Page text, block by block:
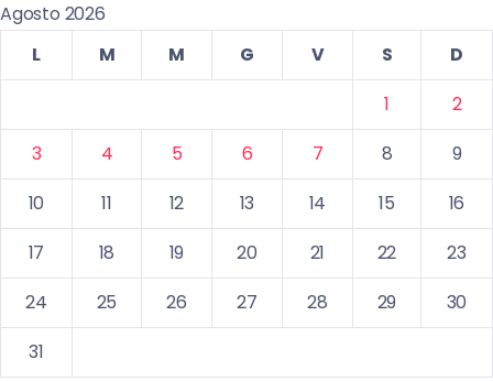
Agosto 2026
L
M M G V S
D
1
2
3
4 5 6 7 8
9
10
11 12 13 14 15
16
17
18 19 20 21 22
23
24
25 26 27 28 29
30
31